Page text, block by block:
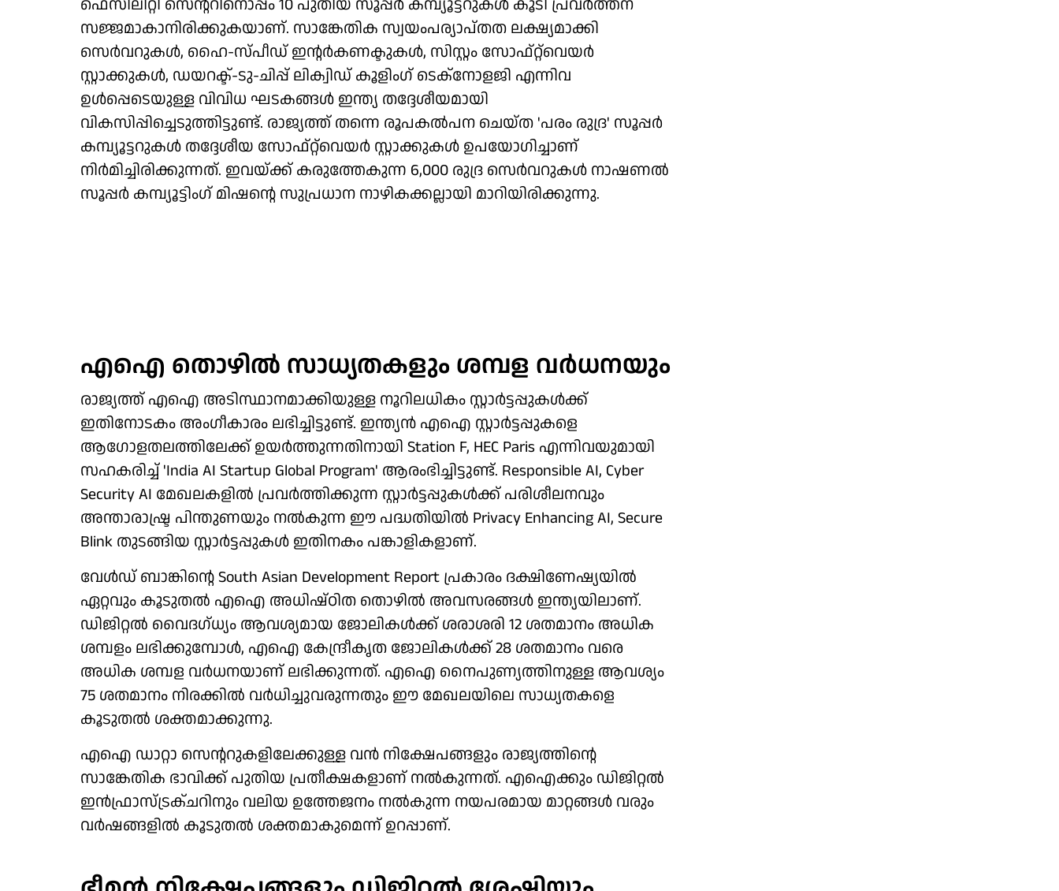
ഫെസിലിറ്റി സെന്ററിനൊപ്പം 10 പുതിയ സൂപ്പർ കമ്പ്യൂട്ടറുകൾ കൂടി പ്രവർത്തന
സജ്ജമാകാനിരിക്കുകയാണ്. സാങ്കേതിക സ്വയംപര്യാപ്തത ലക്ഷ്യമാക്കി
സെർവറുകൾ, ഹൈ-സ്പീഡ് ഇന്റർകണക്ടുകൾ, സിസ്റ്റം സോഫ്റ്റ്‌വെയർ
സ്റ്റാക്കുകൾ, ഡയറക്ട്-ടു-ചിപ്പ് ലിക്വിഡ് കൂളിംഗ് ടെക്‌നോളജി എന്നിവ
ഉൾപ്പെടെയുള്ള വിവിധ ഘടകങ്ങൾ ഇന്ത്യ തദ്ദേശീയമായി
വികസിപ്പിച്ചെടുത്തിട്ടുണ്ട്. രാജ്യത്ത് തന്നെ രൂപകൽപന ചെയ്ത 'പരം രുദ്ര' സൂപ്പർ
കമ്പ്യൂട്ടറുകൾ തദ്ദേശീയ സോഫ്റ്റ്‌വെയർ സ്റ്റാക്കുകൾ ഉപയോഗിച്ചാണ്
നിർമിച്ചിരിക്കുന്നത്. ഇവയ്ക്ക് കരുത്തേകുന്ന 6,000 രുദ്ര സെർവറുകൾ നാഷണൽ
സൂപ്പർ കമ്പ്യൂട്ടിംഗ് മിഷന്റെ സുപ്രധാന നാഴികക്കല്ലായി മാറിയിരിക്കുന്നു.
എഐ തൊഴിൽ സാധ്യതകളും ശമ്പള വർധനയും
രാജ്യത്ത് എഐ അടിസ്ഥാനമാക്കിയുള്ള നൂറിലധികം സ്റ്റാർട്ടപ്പുകൾക്ക്
ഇതിനോടകം അംഗീകാരം ലഭിച്ചിട്ടുണ്ട്. ഇന്ത്യൻ എഐ സ്റ്റാർട്ടപ്പുകളെ
ആഗോളതലത്തിലേക്ക് ഉയർത്തുന്നതിനായി Station F, HEC Paris എന്നിവയുമായി
സഹകരിച്ച് 'India AI Startup Global Program' ആരംഭിച്ചിട്ടുണ്ട്. Responsible AI, Cyber
Security AI മേഖലകളിൽ പ്രവർത്തിക്കുന്ന സ്റ്റാർട്ടപ്പുകൾക്ക് പരിശീലനവും
അന്താരാഷ്ട്ര പിന്തുണയും നൽകുന്ന ഈ പദ്ധതിയിൽ Privacy Enhancing AI, Secure
Blink തുടങ്ങിയ സ്റ്റാർട്ടപ്പുകൾ ഇതിനകം പങ്കാളികളാണ്.
വേൾഡ് ബാങ്കിന്റെ South Asian Development Report പ്രകാരം ദക്ഷിണേഷ്യയിൽ
ഏറ്റവും കൂടുതൽ എഐ അധിഷ്ഠിത തൊഴിൽ അവസരങ്ങൾ ഇന്ത്യയിലാണ്.
ഡിജിറ്റൽ വൈദഗ്ധ്യം ആവശ്യമായ ജോലികൾക്ക് ശരാശരി 12 ശതമാനം അധിക
ശമ്പളം ലഭിക്കുമ്പോൾ, എഐ കേന്ദ്രീകൃത ജോലികൾക്ക് 28 ശതമാനം വരെ
അധിക ശമ്പള വർധനയാണ് ലഭിക്കുന്നത്. എഐ നൈപുണ്യത്തിനുള്ള ആവശ്യം
75 ശതമാനം നിരക്കിൽ വർധിച്ചുവരുന്നതും ഈ മേഖലയിലെ സാധ്യതകളെ
കൂടുതൽ ശക്തമാക്കുന്നു.
എഐ ഡാറ്റാ സെന്ററുകളിലേക്കുള്ള വൻ നിക്ഷേപങ്ങളും രാജ്യത്തിന്റെ
സാങ്കേതിക ഭാവിക്ക് പുതിയ പ്രതീക്ഷകളാണ് നൽകുന്നത്. എഐക്കും ഡിജിറ്റൽ
ഇൻഫ്രാസ്ട്രക്ചറിനും വലിയ ഉത്തേജനം നൽകുന്ന നയപരമായ മാറ്റങ്ങൾ വരും
വർഷങ്ങളിൽ കൂടുതൽ ശക്തമാകുമെന്ന് ഉറപ്പാണ്.